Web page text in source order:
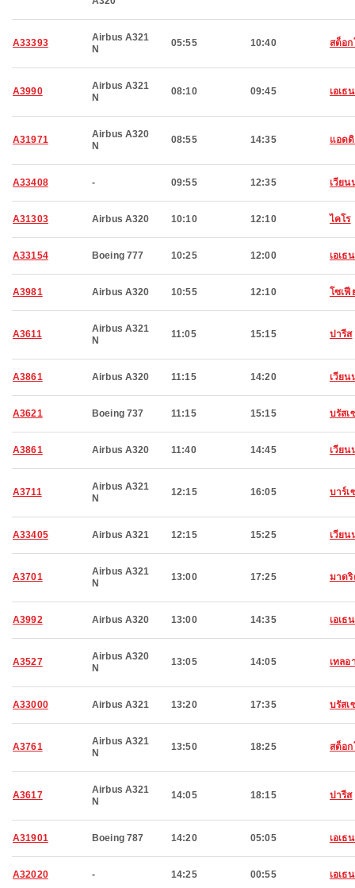
A33393
Airbus A321
N
05:55 10:40 สต็อ
A3990
Airbus A321
N
08:10 09:45 เอเธ
A31971
Airbus A320
N
08:55 14:35 แอด
A33408 - 09:55 12:35 เวียน
A31303 Airbus A320 10:10 12:10 ไคโร
A33154 Boeing 777 10:25 12:00 เอเธ
A3981 Airbus A320 10:55 12:10 โซเฟี
A3611
Airbus A321
N
11:05 15:15 ปารีส
A3861 Airbus A320 11:15 14:20 เวียน
A3621 Boeing 737 11:15 15:15 บรัสเ
A3861 Airbus A320 11:40 14:45 เวียน
A3711
Airbus A321
N
12:15 16:05 บาร์เ
A33405 Airbus A321 12:15 15:25 เวียน
A3701
Airbus A321
N
13:00 17:25 มาด
A3992 Airbus A320 13:00 14:35 เอเธ
A3527
Airbus A320
N
13:05 14:05 เทลอ
A33000 Airbus A321 13:20 17:35 บรัสเ
A3761
Airbus A321
N
13:50 18:25 สต็อ
A3617
Airbus A321
N
14:05 18:15 ปารีส
A31901 Boeing 787 14:20 05:05 เอเธ
A32020 - 14:25 00:55 เอเธ